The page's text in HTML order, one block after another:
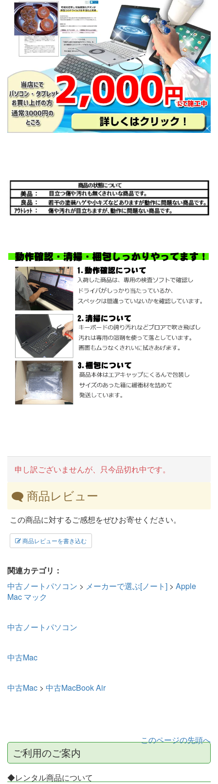
申し訳ございませんが、只今品切れ中です。
商品レビュー
この商品に対するご感想をぜひお寄せください。
商品レビューを書き込む
関連カテゴリ：
中古ノートパソコン > メーカーで選ぶ[ノート] > Apple
Mac マック
中古ノートパソコン
中古Mac
中古Mac > 中古MacBook Air
このページの先頭へ
ご利用のご案内
◆レンタル商品について